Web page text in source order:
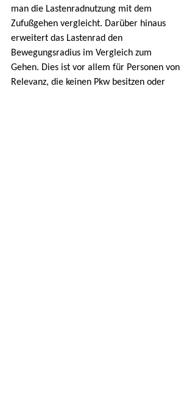
man die Lastenradnutzung mit dem
Zufußgehen vergleicht. Darüber hinaus
erweitert das Lastenrad den
Bewegungsradius im Vergleich zum
Gehen. Dies ist vor allem für Personen von
Relevanz, die keinen Pkw besitzen oder